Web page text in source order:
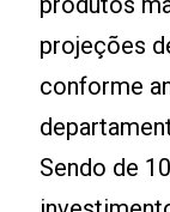
projeções
conforme
Sendo de